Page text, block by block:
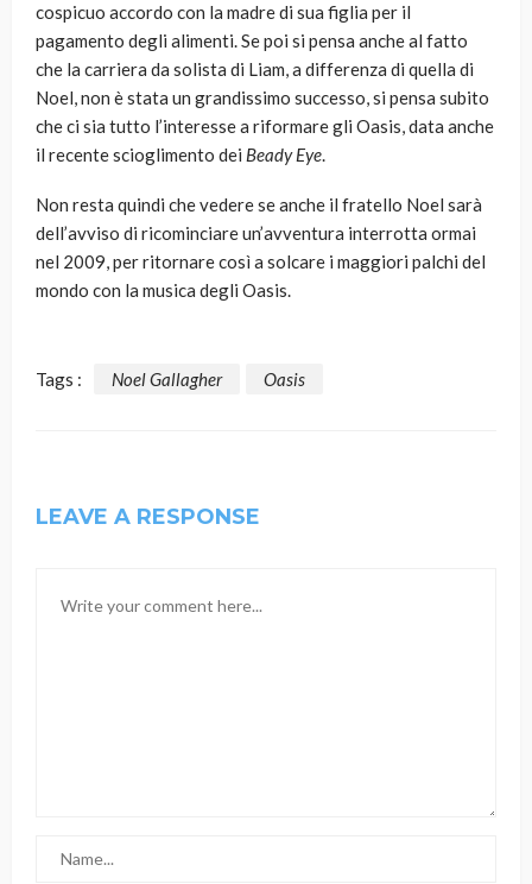
cospicuo accordo con la madre di sua figlia per il
pagamento degli alimenti. Se poi si pensa anche al fatto
che la carriera da solista di Liam, a differenza di quella di
Noel, non è stata un grandissimo successo, si pensa subito
che ci sia tutto l’interesse a riformare gli Oasis, data anche
il recente scioglimento dei Beady Eye.
Non resta quindi che vedere se anche il fratello Noel sarà
dell’avviso di ricominciare un’avventura interrotta ormai
nel 2009, per ritornare così a solcare i maggiori palchi del
mondo con la musica degli Oasis.
Tags : Noel Gallagher Oasis
LEAVE A RESPONSE